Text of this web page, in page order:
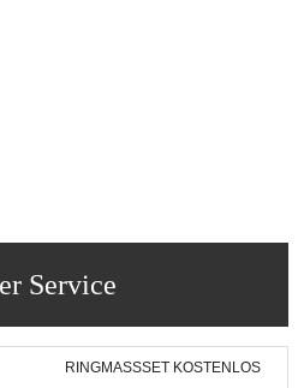
Service
RINGMASSSET KOSTENLOS